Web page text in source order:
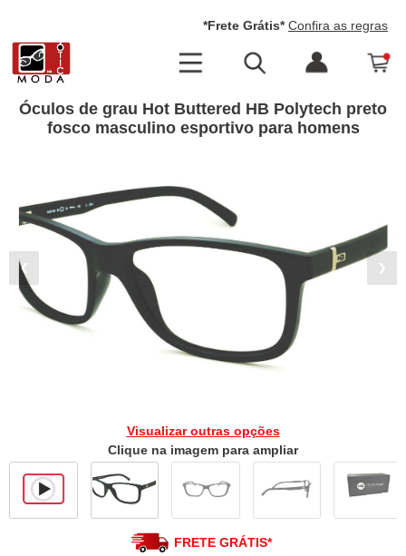
*Frete Grátis* Confira as regras
Óculos de grau Hot Buttered HB Polytech preto
fosco masculino esportivo para homens
❮ ❯
Visualizar outras opções
Clique na imagem para ampliar
FRETE GRÁTIS*